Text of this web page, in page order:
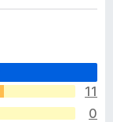
11
0